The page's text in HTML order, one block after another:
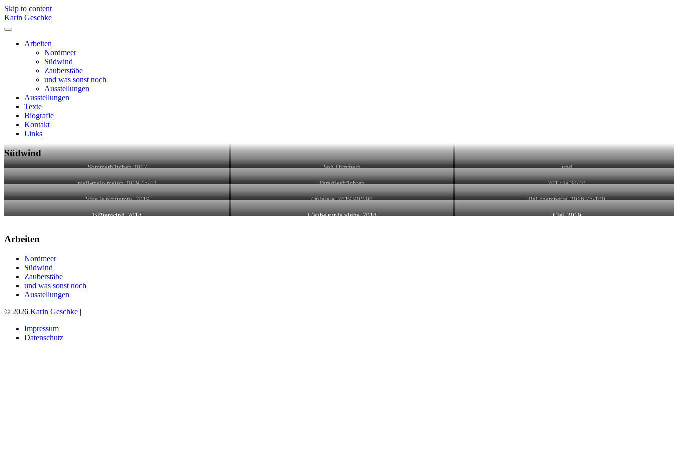
Skip to content
Karin Geschke
Arbeiten
Nordmeer
Südwind
Zauberstäbe
und was sonst noch
Ausstellungen
Ausstellungen
Texte
Biografie
Kontakt
Links
Südwind
Sommerhütchen 2017 Von Himmeln und
meli-melo melon 2019 45/42 Paradiesfrüchten 2017 je 30/40
Vive le printemps, 2019 Oulalala, 2019 90/100 Bal champetre, 2016 75/100
Blütenwind, 2018 L`aube sur la vigne, 2018 Ciel, 2019
Arbeiten
Nordmeer
Südwind
Zauberstäbe
und was sonst noch
Ausstellungen
© 2026 Karin Geschke |
Impressum
Datenschutz